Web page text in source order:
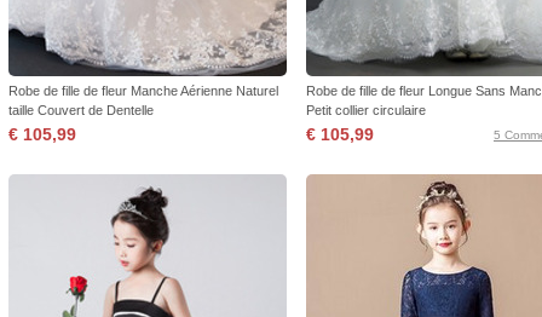
Robe de fille de fleur Manche Aérienne Naturel
taille Couvert de Dentelle
€ 105,99
Robe de fille de fleur Longue Sans
Petit collier circulaire
€ 105,99 5